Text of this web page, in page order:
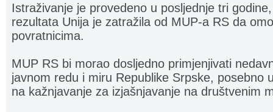
Istraživanje je provedeno u posljednje tri
rezultata Unija je zatražila od MUP-a RS da
povratnicima.
MUP RS bi morao dosljedno primjenjivati
javnom redu i miru Republike Srpske, posebno
na kažnjavanje za izjašnjavanje na društvenim